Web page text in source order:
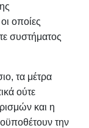
οποίες
συστήματος
τα μέτρα
ούτε
και η
την